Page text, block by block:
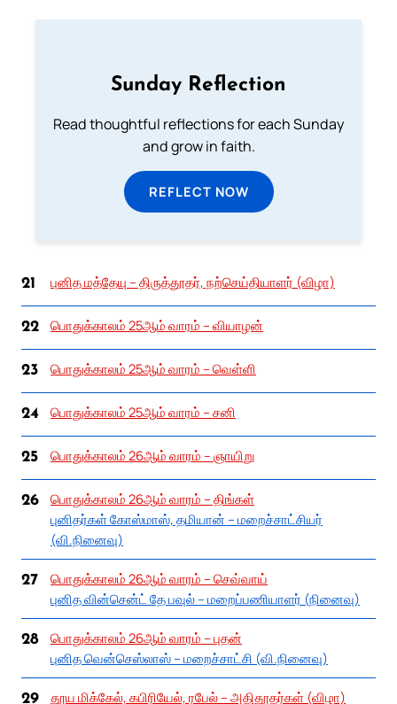
Sunday Reflection
Read thoughtful reflections for each Sunday
and grow in faith.
REFLECT NOW
21 புனித மத்தேயு – திருத்தூதர், நற்செய்தியாளர் (விழா)
22 பொதுக்காலம் 25ஆம் வாரம் – வியாழன்
23 பொதுக்காலம் 25ஆம் வாரம் – வெள்ளி
24 பொதுக்காலம் 25ஆம் வாரம் – சனி
25 பொதுக்காலம் 26ஆம் வாரம் – ஞாயிறு
26
பொதுக்காலம் 26ஆம் வாரம் – திங்கள்
புனிதர்கள் கோஸ்மாஸ், தமியான் – மறைச்சாட்சியர்
(வி.நினைவு)
27
பொதுக்காலம் 26ஆம் வாரம் – செவ்வாய்
புனித வின்சென்ட் தே பவுல் – மறைப்பணியாளர் (நினைவு)
28
பொதுக்காலம் 26ஆம் வாரம் – புதன்
புனித வென்செஸ்லாஸ் – மறைச்சாட்சி (வி.நினைவு)
29 தூய மிக்கேல், கபிரியேல், ரபேல் – அதிதூதர்கள் (விழா)